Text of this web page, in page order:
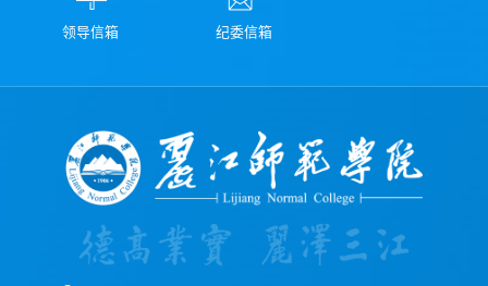
领导信箱 纪委信箱